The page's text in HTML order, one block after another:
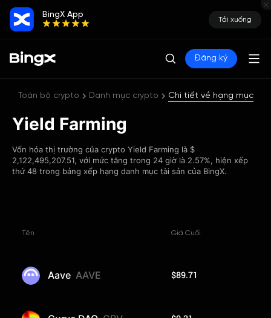
BingX App
Tải xuống
Đăng ký
Toàn bộ crypto Danh mục crypto Chi tiết về hạng mục
Yield Farming
Vốn hóa thị trường của crypto Yield Farming là $
2,122,495,207.51, với mức tăng trong 24 giờ là 2.57%, hiện xếp
thứ 48 trong bảng xếp hạng danh mục tài sản của BingX.
Tên Giá Cuối
Aave AAVE $89.71